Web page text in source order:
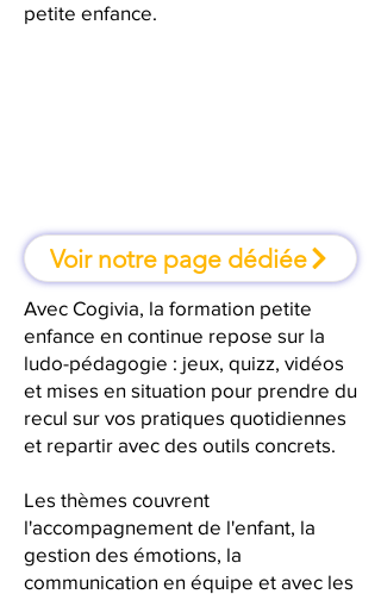
petite enfance.
Voir notre page dédiée
Avec Cogivia, la formation petite
enfance en continue repose sur la
ludo-pédagogie : jeux, quizz, vidéos
et mises en situation pour prendre du
recul sur vos pratiques quotidiennes
et repartir avec des outils concrets.
Les thèmes couvrent
l'accompagnement de l'enfant, la
gestion des émotions, la
communication en équipe et avec les